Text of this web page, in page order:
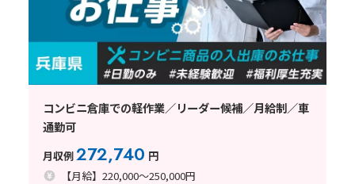
コンビニ倉庫での軽作業／リーダー候補／月給制／車
通勤可
月収例272,740 円
【月給】220,000～250,000円